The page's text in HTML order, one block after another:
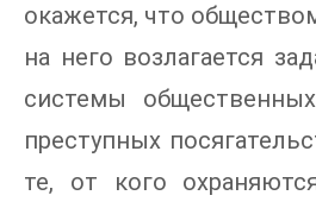
окажется, что
на него возлагается
системы
преступных
те, от кого